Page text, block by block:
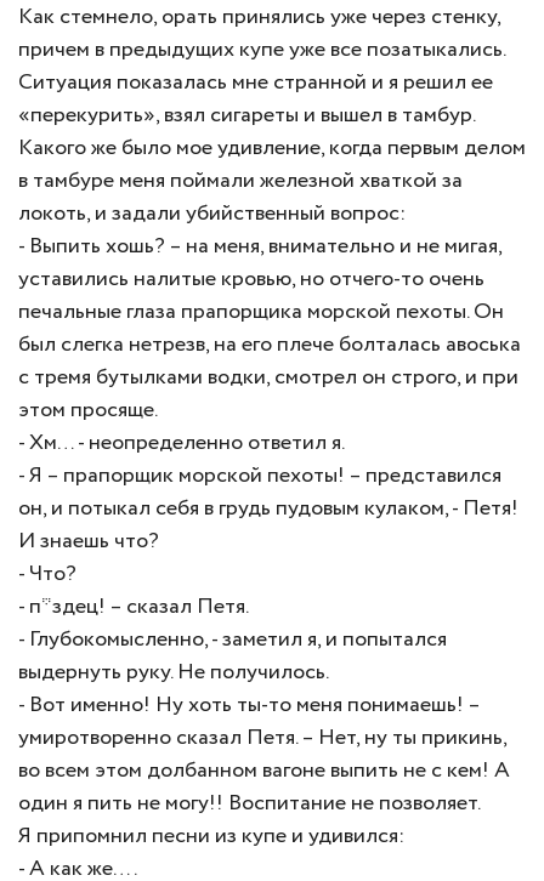
Как стемнело, орать принялись уже через стенку,
причем в предыдущих купе уже все позатыкались.
Ситуация показалась мне странной и я решил ее
«перекурить», взял сигареты и вышел в тамбур.
Какого же было мое удивление, когда первым делом
в тамбуре меня поймали железной хваткой за
локоть, и задали убийственный вопрос:
- Выпить хошь? – на меня, внимательно и не мигая,
уставились налитые кровью, но отчего-то очень
печальные глаза прапорщика морской пехоты. Он
был слегка нетрезв, на его плече болталась авоська
с тремя бутылками водки, смотрел он строго, и при
этом просяще.
- Хм… - неопределенно ответил я.
- Я – прапорщик морской пехоты! – представился
он, и потыкал себя в грудь пудовым кулаком, - Петя!
И знаешь что?
- Что?
- п*здец! – сказал Петя.
- Глубокомысленно, - заметил я, и попытался
выдернуть руку. Не получилось.
- Вот именно! Ну хоть ты-то меня понимаешь! –
умиротворенно сказал Петя. – Нет, ну ты прикинь,
во всем этом долбанном вагоне выпить не с кем! А
один я пить не могу!! Воспитание не позволяет.
Я припомнил песни из купе и удивился:
- А как же….